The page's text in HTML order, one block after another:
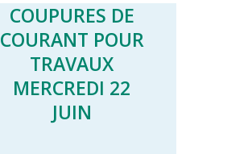
COUPURES DE
COURANT POUR
TRAVAUX
MERCREDI 22
JUIN